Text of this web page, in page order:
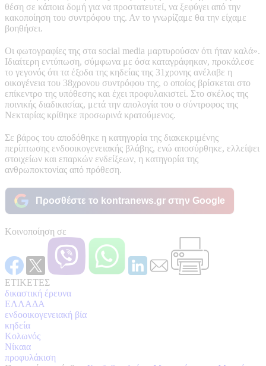
θέση σε κάποια δομή για να προστατευτεί, να ξεφύγει από την
κακοποίηση του συντρόφου της. Αν το γνωρίζαμε θα την είχαμε
βοηθήσει.
Οι φωτογραφίες της στα social media μαρτυρούσαν ότι ήταν καλά».
Ιδιαίτερη εντύπωση, σύμφωνα με όσα καταγράφηκαν, προκάλεσε
το γεγονός ότι τα έξοδα της κηδείας της 31χρονης ανέλαβε η
οικογένεια του 38χρονου συντρόφου της, ο οποίος βρίσκεται στο
επίκεντρο της υπόθεσης και έχει προφυλακιστεί. Στο σκέλος της
ποινικής διαδικασίας, μετά την απολογία του ο σύντροφος της
Νεκταρίας κρίθηκε προσωρινά κρατούμενος.
Σε βάρος του αποδόθηκε η κατηγορία της διακεκριμένης
περίπτωσης ενδοοικογενειακής βλάβης, ενώ αποσύρθηκε, ελλείψει
στοιχείων και επαρκών ενδείξεων, η κατηγορία της
ανθρωποκτονίας από πρόθεση.
Προσθέστε το kontranews.gr στην Google
Κοινοποίηση σε
ΕΤΙΚΕΤΕΣ
δικαστική έρευνα
ΕΛΛΑΔΑ
ενδοοικογενειακή βία
κηδεία
Κολωνός
Νίκαια
προφυλάκιση